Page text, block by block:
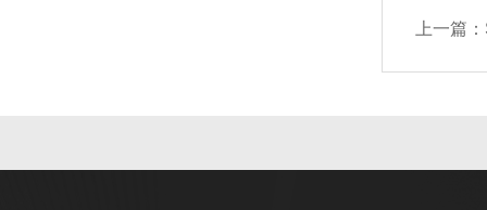
上一篇：